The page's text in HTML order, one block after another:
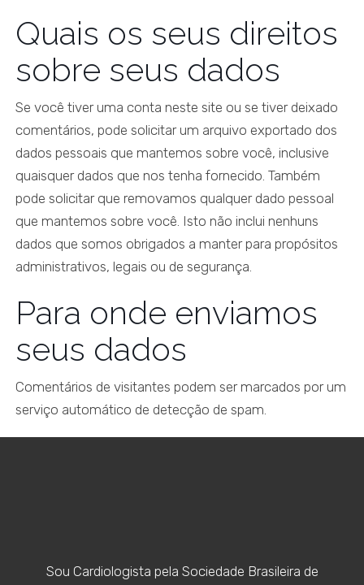
Quais os seus direitos
sobre seus dados
Se você tiver uma conta neste site ou se tiver deixado
comentários, pode solicitar um arquivo exportado dos
dados pessoais que mantemos sobre você, inclusive
quaisquer dados que nos tenha fornecido. Também
pode solicitar que removamos qualquer dado pessoal
que mantemos sobre você. Isto não inclui nenhuns
dados que somos obrigados a manter para propósitos
administrativos, legais ou de segurança.
Para onde enviamos
seus dados
Comentários de visitantes podem ser marcados por um
serviço automático de detecção de spam.
Sou Cardiologista pela Sociedade Brasileira de